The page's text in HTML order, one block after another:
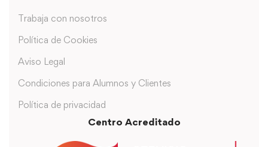
Trabaja con nosotros
Política de Cookies
Aviso Legal
Condiciones para Alumnos y Clientes
Política de privacidad
Centro Acreditado